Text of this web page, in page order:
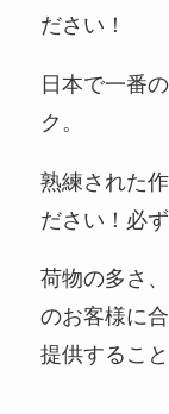
ださい！
日本で一番
ク。
熟練された
ださい！必
荷物の多さ
のお客様に
提供するこ